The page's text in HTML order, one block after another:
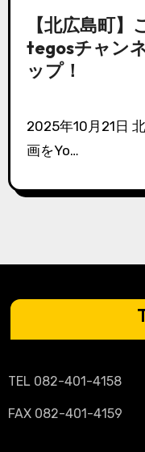
【北広島町
tegosチャン
ップ！
2025年10月21日 北広島町での活動のショート動
画をYo…
TEL 082-401-4158
FAX 082-401-4159